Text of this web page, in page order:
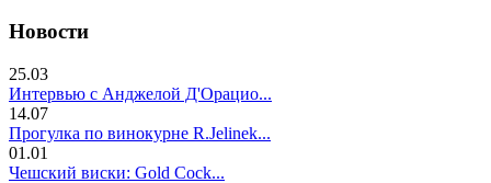
Новости
25.03
Интервью с Анджелой Д'Орацио...
14.07
Прогулка по винокурне R.Jelinek...
01.01
Чешский виски: Gold Cock...